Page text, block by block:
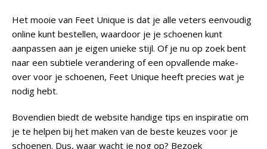
Het mooie van Feet Unique is dat je alle veters eenvoudig
online kunt bestellen, waardoor je je schoenen kunt
aanpassen aan je eigen unieke stijl. Of je nu op zoek bent
naar een subtiele verandering of een opvallende make-
over voor je schoenen, Feet Unique heeft precies wat je
nodig hebt.
Bovendien biedt de website handige tips en inspiratie om
je te helpen bij het maken van de beste keuzes voor je
schoenen. Dus, waar wacht je nog op? Bezoek